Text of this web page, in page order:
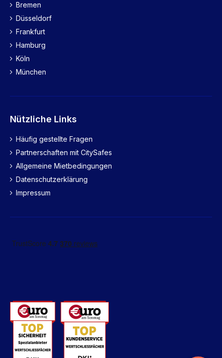
Bremen
Düsseldorf
Frankfurt
Hamburg
Köln
München
Nützliche Links
Häufig gestellte Fragen
Partnerschaften mit CitySafes
Allgemeine Mietbedingungen
Datenschutzerklärung
Impressum